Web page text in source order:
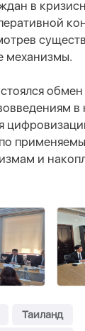
в
механизмы.
в
и
Таиланд